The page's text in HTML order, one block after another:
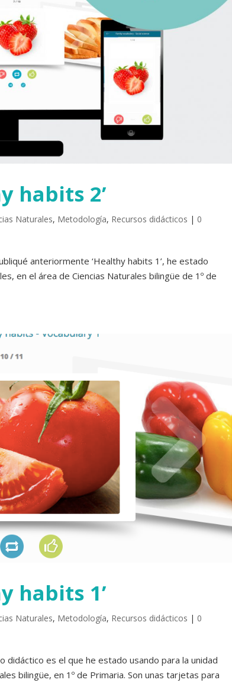
habits 2’
Naturales, Metodología, Recursos didácticos | 0
anteriormente ‘Healthy habits 1’, he estado
en el área de Ciencias Naturales bilingüe de 1º de
habits 1’
Naturales, Metodología, Recursos didácticos | 0
es el que he estado usando para la unidad
bilingüe, en 1º de Primaria. Son unas tarjetas para